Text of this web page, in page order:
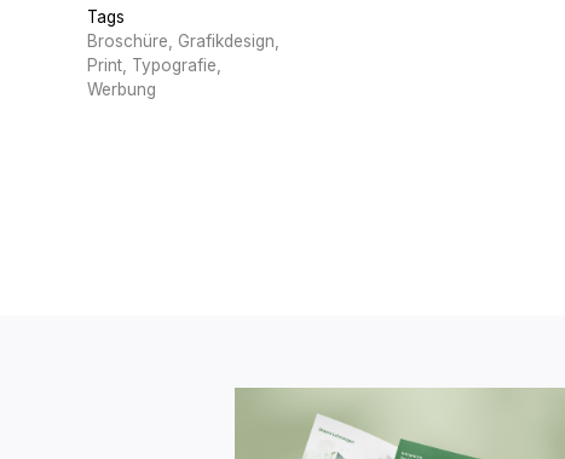
Tags
Broschüre, Grafikdesign,
Print, Typografie,
Werbung